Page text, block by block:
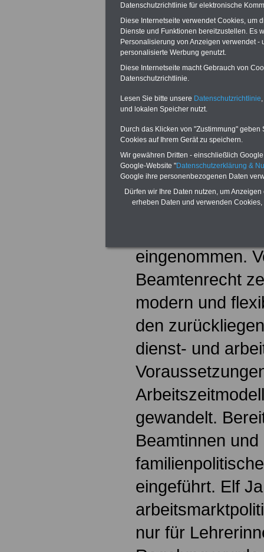
Für
Arbeitnehmer
Teilzeitarbeit
gelten sowohl
als auch für den
Bei der
der öffentliche
eingenommen.
Beamtenrecht
modern und
den
dienst- und
gewandelt.
Beamtinnen
eingeführt. Elf
nur für
Datenschutzrichtlinie für elektronische
Diese Internetseite verwendet Cookies, um
Dienste und Funktionen bereitzustellen. Es
Personalisierung von Anzeigen verwendet
personalisierte Werbung genutzt.
Diese Internetseite macht Gebrauch von
Datenschutzrichtlinie.
Lesen Sie bitte unsere Datenschutzrichtlinie
und lokalen Speicher nutzt.
Durch das Klicken von "Zustimmung"
Cookies auf Ihrem Gerät zu speichern.
Wir gewähren Dritten - einschließlich
Google-Website "Datenschutzerklärung &
Google ihre personenbezogenen Daten
Dürfen wir Ihre Daten nutzen, um
erheben Daten und verwenden